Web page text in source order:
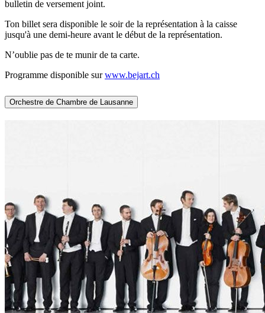
bulletin de versement joint.
Ton billet sera disponible le soir de la représentation à la caisse
jusqu'à une demi-heure avant le début de la représentation.
N’oublie pas de te munir de ta carte.
Programme disponible surwww.bejart.ch
Orchestre de Chambre de Lausanne